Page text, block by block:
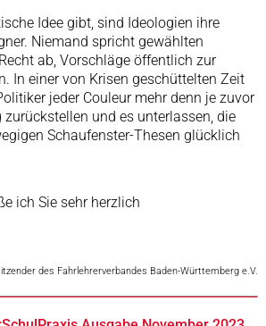
Idee gibt, sind Ideologien ihre
Niemand spricht gewählten
ab, Vorschläge öffentlich zur
In einer von Krisen geschüttelten Zeit
jeder Couleur mehr denn je zuvor
und es unterlassen, die
Schaufenster-Thesen glücklich
ich Sie sehr herzlich
des Fahrlehrerverbandes Baden-Württemberg e.V.